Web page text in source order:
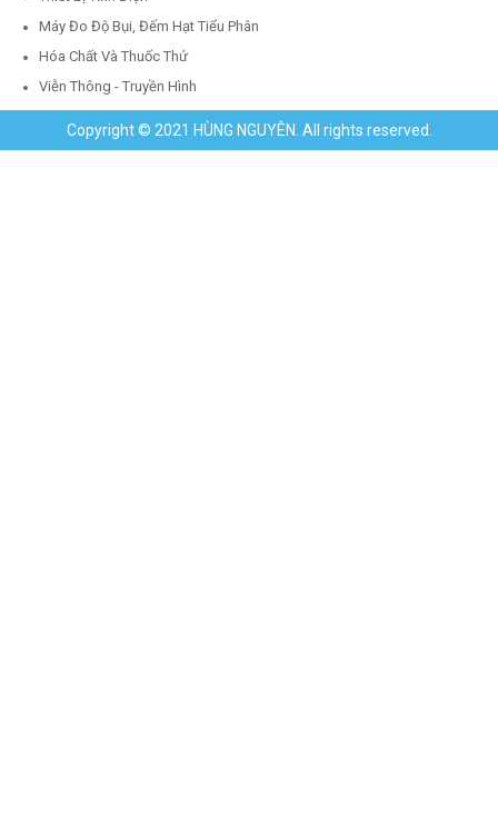
Máy Đo Độ Bụi, Đếm Hạt Tiểu Phân
Hóa Chất Và Thuốc Thử
Viễn Thông - Truyền Hình
Copyright © 2021 HÙNG NGUYÊN. All rights reserved.